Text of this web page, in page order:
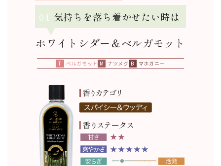
04 気持ちを落ち着かせたい時は
ホワイトシダー＆ベルガモット
ベルガモット ナツメグ マホガニー